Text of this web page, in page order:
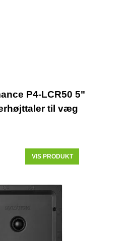
P4-LCR50 5"
til væg
VIS PRODUKT